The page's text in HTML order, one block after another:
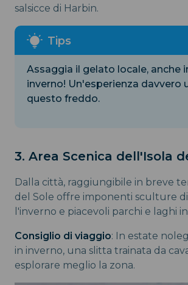
salsicce di Harbin.
Assaggia il gelato locale, anche
inverno! Un'esperienza davvero
questo freddo.
3. Area Scenica dell'Isola
Dalla città, raggiungibile in breve
del Sole offre imponenti sculture
l'inverno e piacevoli parchi e laghi
Consiglio di viaggio: In estate
in inverno, una slitta trainata da
esplorare meglio la zona.